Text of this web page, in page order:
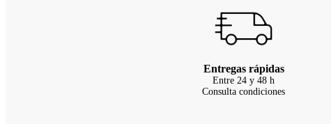
Entregas rápidas
Entre 24 y 48 h
Consulta condiciones